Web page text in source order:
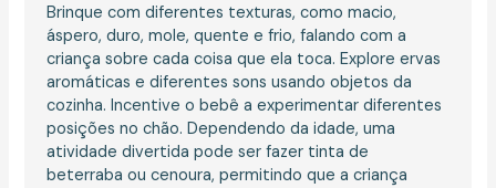
Brinque com diferentes texturas, como macio,
áspero, duro, mole, quente e frio, falando com a
criança sobre cada coisa que ela toca. Explore ervas
aromáticas e diferentes sons usando objetos da
cozinha. Incentive o bebê a experimentar diferentes
posições no chão. Dependendo da idade, uma
atividade divertida pode ser fazer tinta de
beterraba ou cenoura, permitindo que a criança